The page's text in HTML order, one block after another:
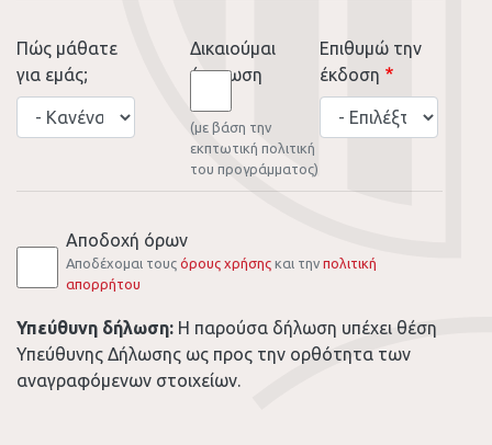
Πώς μάθατε
για εμάς;
Πώς
μάθατε
εμάς;
Δικαιούμαι
έκπτωση
(με βάση την
εκπτωτική πολιτική
του προγράμματος)
Επιθυμώ την
έκδοση
Αποδοχή όρων
Αποδέχομαι τους όρους χρήσης και την πολιτική
απορρήτου
Υπεύθυνη δήλωση: Η παρούσα δήλωση υπέχει θέση
Υπεύθυνης Δήλωσης ως προς την ορθότητα των
αναγραφόμενων στοιχείων.